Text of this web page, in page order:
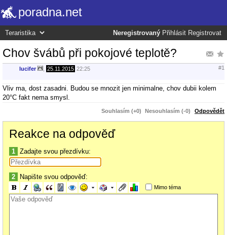
poradna.net
Neregistrovaný Přihlásit Registrovat
Chov švábů při pokojové teplotě?
lucifer 25.11.2015 22:25 #1
Vliv ma, dost zasadni. Budou se mnozit jen minimalne, chov dubii kolem
20°C fakt nema smysl.
Souhlasím (+0) Nesouhlasím (-0) Odpovědět
Reakce na odpověď
1 Zadajte svou přezdívku:
2 Napište svou odpověď:
Mimo téma